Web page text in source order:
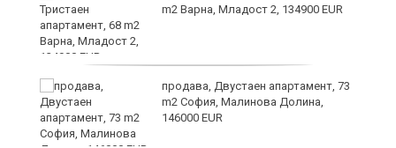
m2 Варна, Младост 2, 134900 EUR
продава, Двустаен апартамент, 73
m2 София, Малинова Долина,
146000 EUR